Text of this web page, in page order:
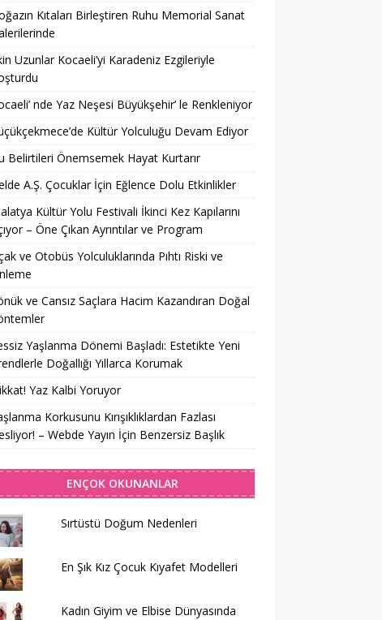
Kıtaları Birleştiren Ruhu Memorial Sanat
Uzunlar Kocaeli’yi Karadeniz Ezgileriyle
nde Yaz Neşesi Büyükşehir’ le Renkleniyor
Kültür Yolculuğu Devam Ediyor
Belirtileri Önemsemek Hayat Kurtarır
A.Ş. Çocuklar İçin Eğlence Dolu Etkinlikler
Kültür Yolu Festivali İkinci Kez Kapılarını
– Öne Çıkan Ayrıntılar ve Program
ve Otobüs Yolculuklarında Pıhtı Riski ve
ve Cansız Saçlara Hacim Kazandıran Doğal
Yaşlanma Dönemi Başladı: Estetikte Yeni
Doğallığı Yıllarca Korumak
Yaz Kalbi Yoruyor
Korkusunu Kırışıklıklardan Fazlası
– Webde Yayın İçin Benzersiz Başlık
ENÇOK OKUNANLAR
Sırtüstü Doğum Nedenleri
En Şık Kız Çocuk Kıyafet Modelleri
Kadın Giyim ve Elbise Dünyasında